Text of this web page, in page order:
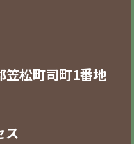
松町司町1番地
ス